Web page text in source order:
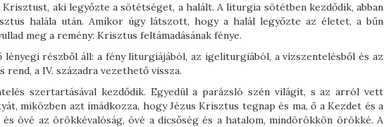
aki legyőzte a sötétséget, a halált. A liturgia sötétben kezdődik, abban
halála után. Amikor úgy látszott, hogy a halál legyőzte az életet, a bűn
meg a remény: Krisztus feltámadásának fénye.
részből áll: a fény liturgiájából, az igeliturgiából, a vízszentelésből és az
a IV. századra vezethető vissza.
szertartásával kezdődik. Egyedül a parázsló szén világít, s az arról vett
miközben azt imádkozza, hogy Jézus Krisztus tegnap és ma, ő a Kezdet és a
és övé az örökkévalóság, övé a dicsőség és a hatalom, mindörökkön örökké. A